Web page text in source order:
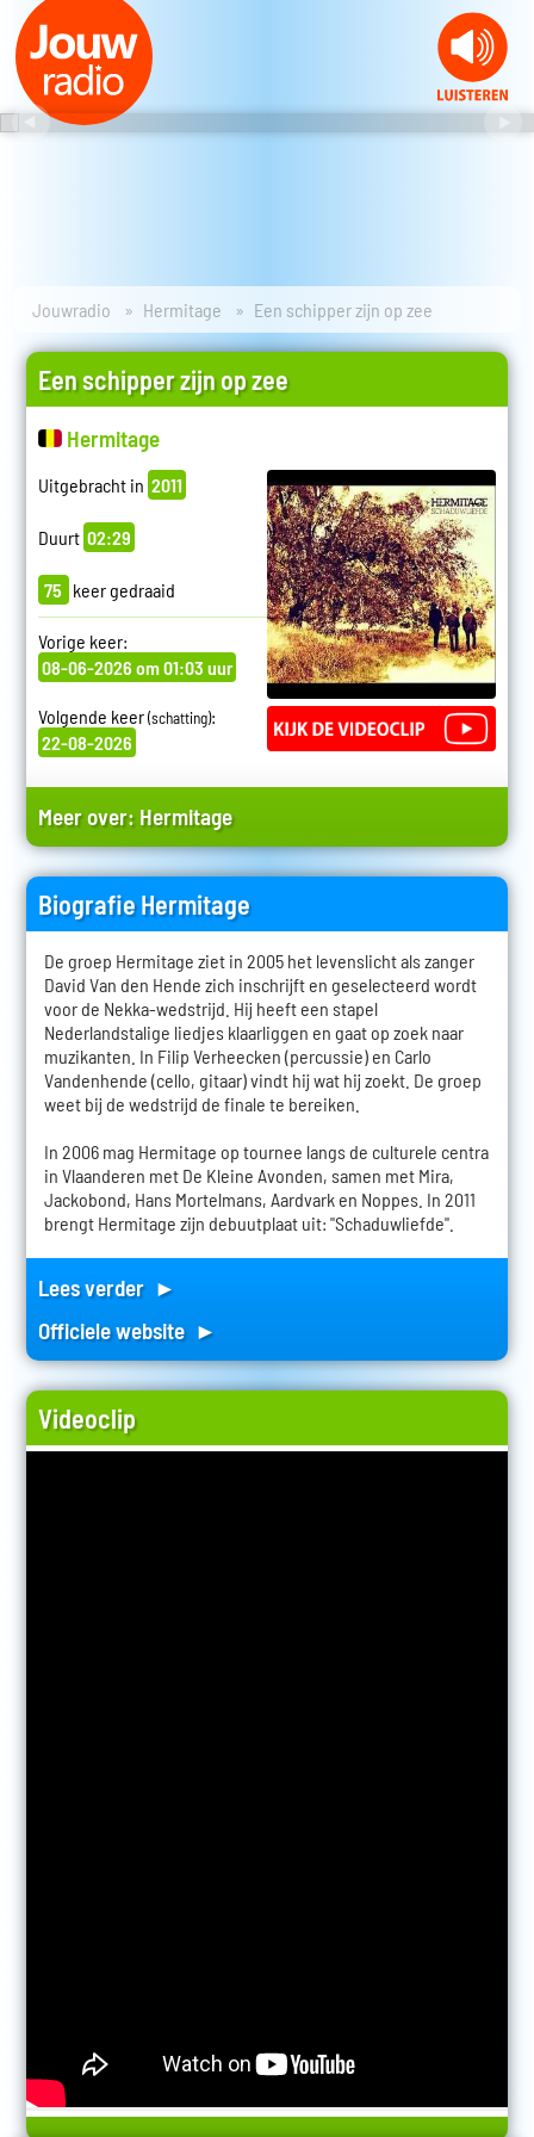
Jouwradio Hermitage Een schipper zijn op zee
Een schipper zijn op zee
Hermitage
Uitgebracht in 2011
Duurt 02:29
75 keer gedraaid
Vorige keer:
08-06-2026 om 01:03 uur
Volgende keer(schatting):
22-08-2026
Meer over: Hermitage
Biografie Hermitage
De groep Hermitage ziet in 2005 het levenslicht als zanger
David Van den Hende zich inschrijft en geselecteerd wordt
voor de Nekka-wedstrijd. Hij heeft een stapel
Nederlandstalige liedjes klaarliggen en gaat op zoek naar
muzikanten. In Filip Verheecken (percussie) en Carlo
Vandenhende (cello, gitaar) vindt hij wat hij zoekt. De groep
weet bij de wedstrijd de finale te bereiken.
In 2006 mag Hermitage op tournee langs de culturele centra
in Vlaanderen met De Kleine Avonden, samen met Mira,
Jackobond, Hans Mortelmans, Aardvark en Noppes. In 2011
brengt Hermitage zijn debuutplaat uit: "Schaduwliefde".
Lees verder ►
Officiele website ►
Videoclip